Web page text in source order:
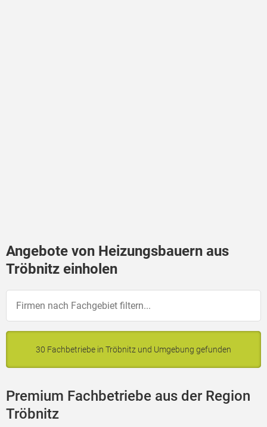
Angebote von Heizungsbauern aus
Tröbnitz einholen
30 Fachbetriebe in Tröbnitz und Umgebung gefunden
Premium Fachbetriebe aus der Region
Tröbnitz